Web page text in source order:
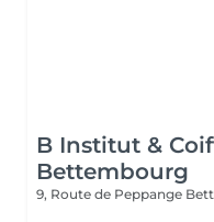
B Institut &
Bettembourg
9, Route de Peppange